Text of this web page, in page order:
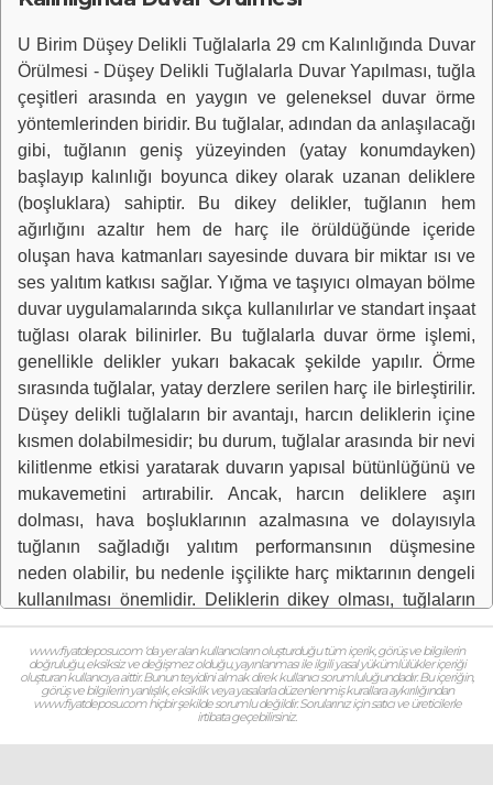
U Birim Düşey Delikli Tuğlalarla 29 cm Kalınlığında Duvar
Örülmesi - Düşey Delikli Tuğlalarla Duvar Yapılması, tuğla
çeşitleri arasında en yaygın ve geleneksel duvar örme
yöntemlerinden biridir. Bu tuğlalar, adından da anlaşılacağı
gibi, tuğlanın geniş yüzeyinden (yatay konumdayken)
başlayıp kalınlığı boyunca dikey olarak uzanan deliklere
(boşluklara) sahiptir. Bu dikey delikler, tuğlanın hem
ağırlığını azaltır hem de harç ile örüldüğünde içeride
oluşan hava katmanları sayesinde duvara bir miktar ısı ve
ses yalıtım katkısı sağlar. Yığma ve taşıyıcı olmayan bölme
duvar uygulamalarında sıkça kullanılırlar ve standart inşaat
tuğlası olarak bilinirler. Bu tuğlalarla duvar örme işlemi,
genellikle delikler yukarı bakacak şekilde yapılır. Örme
sırasında tuğlalar, yatay derzlere serilen harç ile birleştirilir.
Düşey delikli tuğlaların bir avantajı, harcın deliklerin içine
kısmen dolabilmesidir; bu durum, tuğlalar arasında bir nevi
kilitlenme etkisi yaratarak duvarın yapısal bütünlüğünü ve
mukavemetini artırabilir. Ancak, harcın deliklere aşırı
dolması, hava boşluklarının azalmasına ve dolayısıyla
tuğlanın sağladığı yalıtım performansının düşmesine
neden olabilir, bu nedenle işçilikte harç miktarının dengeli
kullanılması önemlidir. Deliklerin dikey olması, tuğlaların
üzerine gelen düşey yüklere karşı gösterdiği dayanımı
optimize eden önemli bir yapısal özelliktir. Düşey delikli
tuğlalar, piyasada farklı kalınlık ve delik sayılarına sahip
çeşitli boyutlarda bulunur ve bu durum, farklı duvar
www.fiyatdeposu.com ‘da yer alan kullanıcıların oluşturduğu tüm içerik, görüş ve bilgilerin
doğruluğu, eksiksiz ve değişmez olduğu, yayınlanması ile ilgili yasal yükümlülükler içeriği
oluşturan kullanıcıya aittir. Bunun teyidini almak direk kullanıcı sorumluluğundadır. Bu içeriğin,
görüş ve bilgilerin yanlışlık, eksiklik veya yasalarla düzenlenmiş kurallara aykırılığından
www.fiyatdeposu.com hiçbir şekilde sorumlu değildir. Sorularınız için satıcı ve üreticilerle
irtibata geçebilirsiniz.